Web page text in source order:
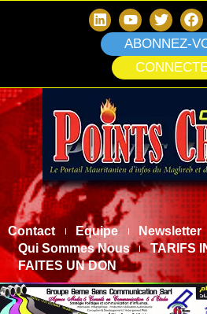
ABONNEZ-
Contact Equipe
Newsletter
Qui Sommes Nous
TARIFS
FAITES UN DON